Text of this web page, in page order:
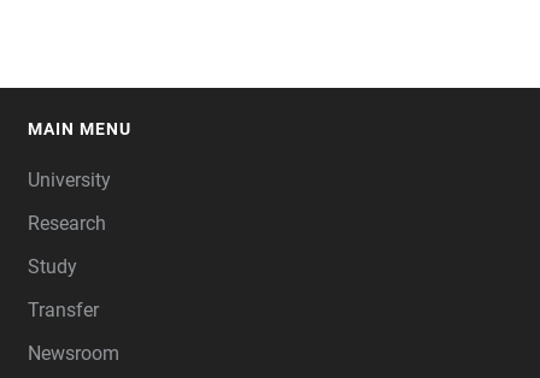
MAIN MENU
University
Research
Study
Transfer
Newsroom